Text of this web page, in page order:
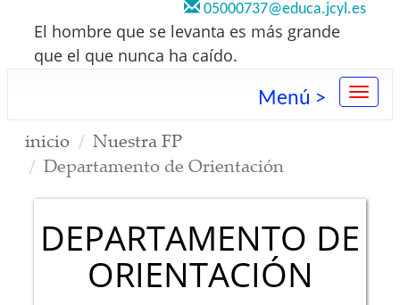
05000737@educa.jcyl.es
El hombre que se levanta es más grande
que el que nunca ha caído.
Menú >
inicio
Nuestra FP
Departamento de Orientación
DEPARTAMENTO DE
ORIENTACIÓN